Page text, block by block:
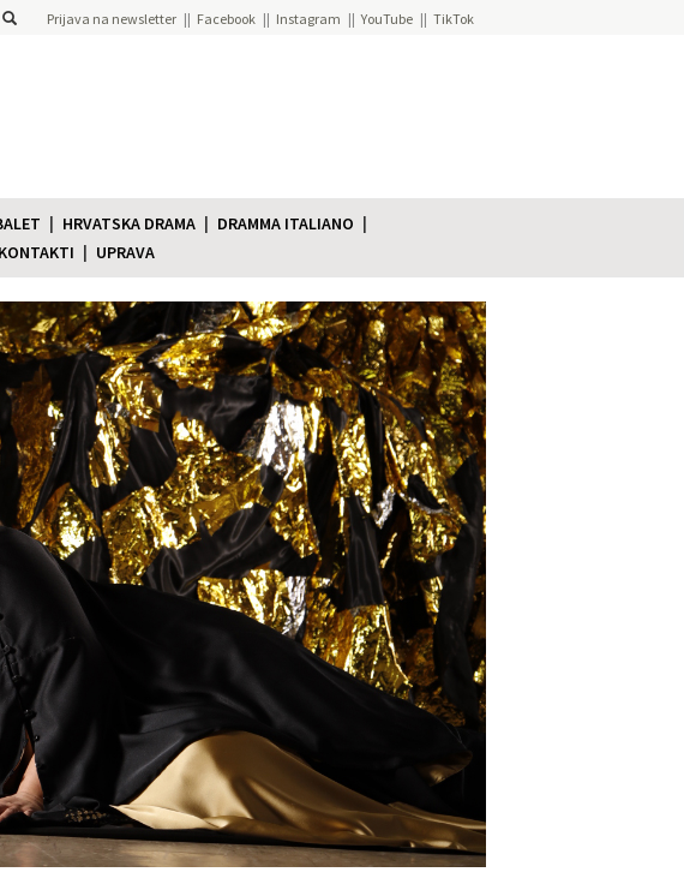
Prijava na newsletter Facebook Instagram YouTube TikTok
HRVATSKA DRAMA
DRAMMA ITALIANO
KONTAKTI UPRAVA